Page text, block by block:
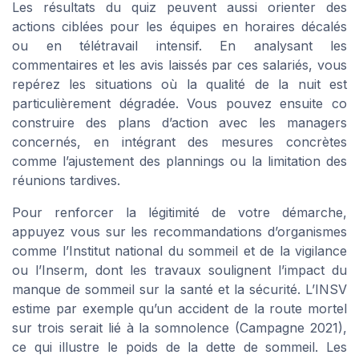
Les résultats du quiz peuvent aussi orienter des
actions ciblées pour les équipes en horaires décalés
ou en télétravail intensif. En analysant les
commentaires et les avis laissés par ces salariés, vous
repérez les situations où la qualité de la nuit est
particulièrement dégradée. Vous pouvez ensuite co
construire des plans d’action avec les managers
concernés, en intégrant des mesures concrètes
comme l’ajustement des plannings ou la limitation des
réunions tardives.
Pour renforcer la légitimité de votre démarche,
appuyez vous sur les recommandations d’organismes
comme l’Institut national du sommeil et de la vigilance
ou l’Inserm, dont les travaux soulignent l’impact du
manque de sommeil sur la santé et la sécurité. L’INSV
estime par exemple qu’un accident de la route mortel
sur trois serait lié à la somnolence (Campagne 2021),
ce qui illustre le poids de la dette de sommeil. Les